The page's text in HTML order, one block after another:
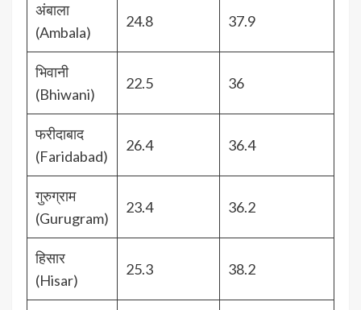
अंबाला
(Ambala)
24.8 37.9
भिवानी
(Bhiwani)
22.5 36
फरीदाबाद
(Faridabad)
26.4 36.4
गुरुग्राम
(Gurugram)
23.4 36.2
हिसार
(Hisar)
25.3 38.2